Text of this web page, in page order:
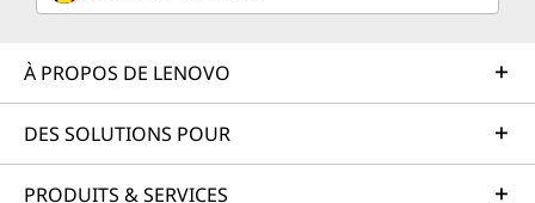
À PROPOS DE LENOVO
DES SOLUTIONS POUR
PRODUITS & SERVICES